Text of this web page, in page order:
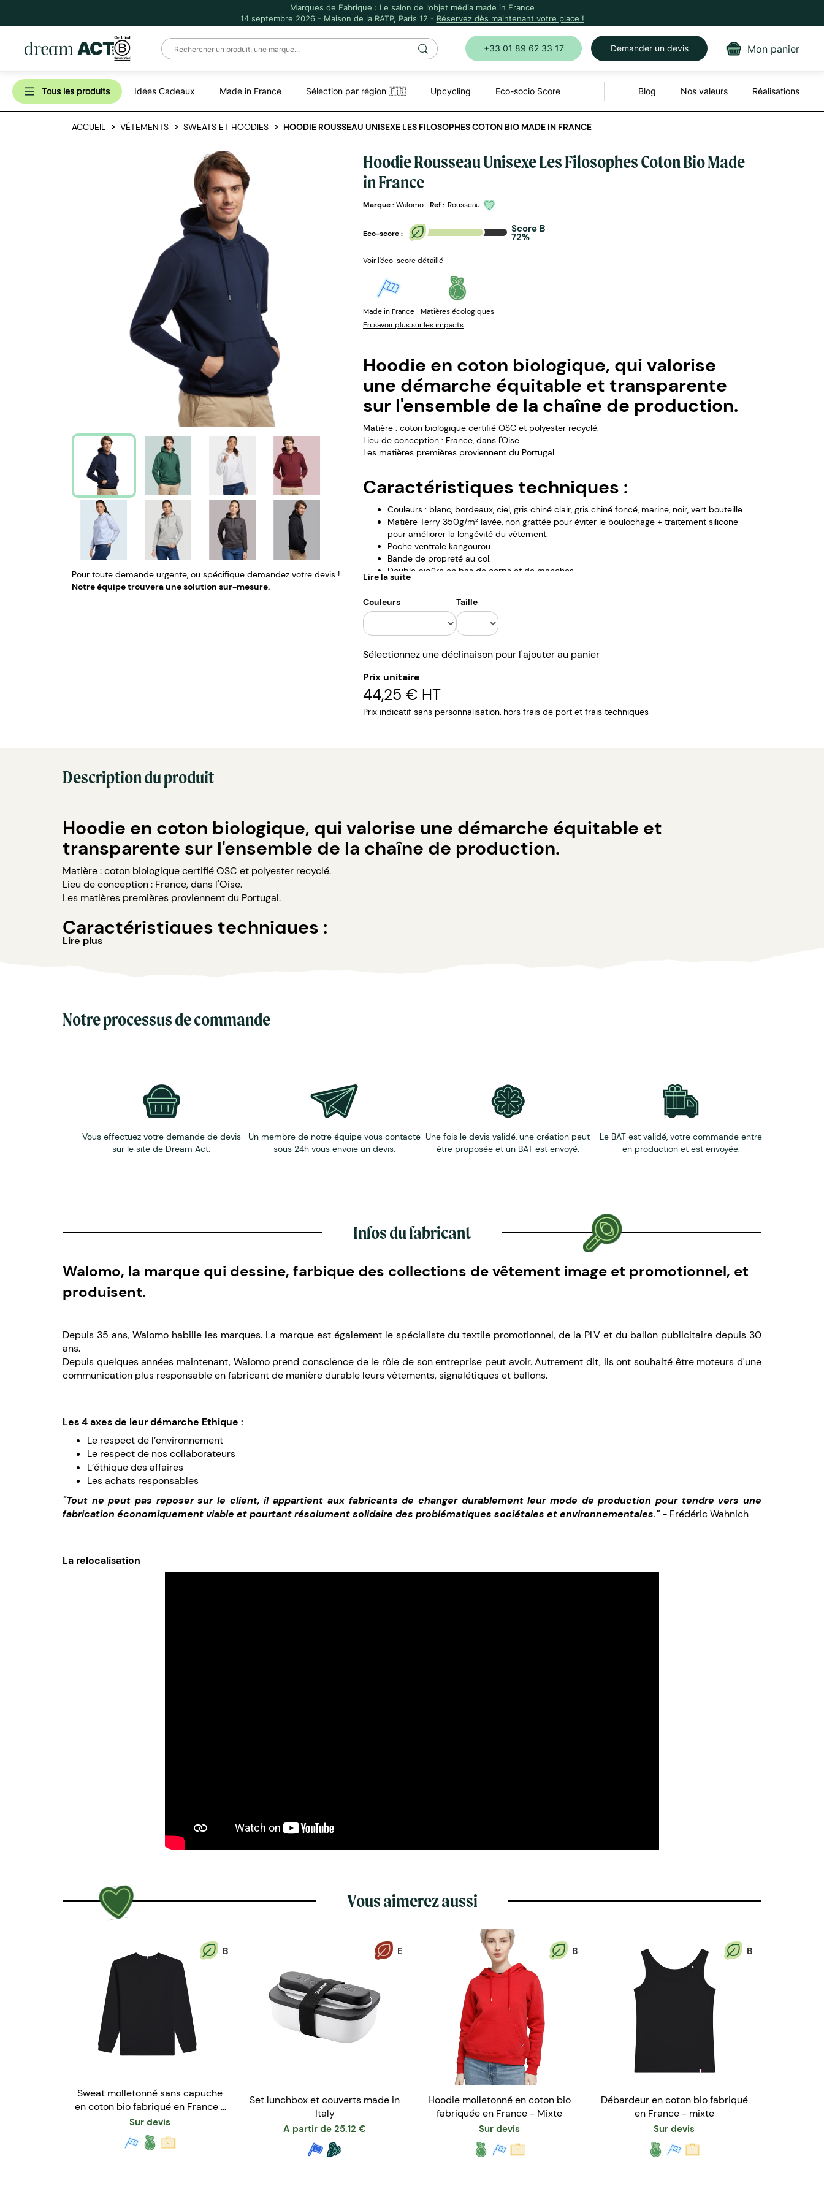
Marques de Fabrique : Le salon de l’objet média made in France
14 septembre 2026 - Maison de la RATP, Paris 12 - Réservez dès maintenant votre place !
+33 01 89 62 33 17 Demander un devis Mon panier
Tous les produits Idées Cadeaux Made in France Sélection par région 🇫🇷 Upcycling Eco-socio Score Blog Nos valeurs Réalisations
ACCUEIL VÊTEMENTS SWEATS ET HOODIES HOODIE ROUSSEAU UNISEXE LES FILOSOPHES COTON BIO MADE IN FRANCE
Pour toute demande urgente, ou spécifique demandez votre devis !
Notre équipe trouvera une solution sur-mesure.
Hoodie Rousseau Unisexe Les Filosophes Coton Bio Made
in France
Marque :Walomo Ref : Rousseau
Eco-score : Score B
72%
Voir l'éco-score détaillé
Made in France
Matières écologiques
En savoir plus sur les impacts
Hoodie en coton biologique, qui valorise
une démarche équitable et transparente
sur l'ensemble de la chaîne de production.
Matière : coton biologique certifié OSC et polyester recyclé.
Lieu de conception : France, dans l'Oise.
Les matières premières proviennent du Portugal.
Caractéristiques techniques :
Couleurs : blanc, bordeaux, ciel, gris chiné clair, gris chiné foncé, marine, noir, vert bouteille.
Matière Terry 350g/m² lavée, non grattée pour éviter le boulochage + traitement silicone
pour améliorer la longévité du vêtement.
Poche ventrale kangourou.
Bande de propreté au col.
Double piqûre en bas de corps et de manches.
Toucher soyeux.
Tailles : du XS au 3 XL.
Marquage : broderie, impression ou sérigraphie.
Lire la suite
Couleurs Taille
Sélectionnez une déclinaison pour l'ajouter au panier
Prix unitaire
44,25 € HT
Prix indicatif sans personnalisation, hors frais de port et frais techniques
Description du produit
Hoodie en coton biologique, qui valorise une démarche équitable et
transparente sur l'ensemble de la chaîne de production.
Matière : coton biologique certifié OSC et polyester recyclé.
Lieu de conception : France, dans l'Oise.
Les matières premières proviennent du Portugal.
Caractéristiques techniques :
Toucher soyeux.
Capuche doublée dans la matière.
Lire plus
Notre processus de commande
Vous effectuez votre demande de devis
sur le site de Dream Act.
Un membre de notre équipe vous contacte
sous 24h vous envoie un devis.
Une fois le devis validé, une création peut
être proposée et un BAT est envoyé.
Le BAT est validé, votre commande entre
en production et est envoyée.
Infos du fabricant
Walomo, la marque qui dessine, farbique des collections de vêtement image et promotionnel, et
produisent.
Depuis 35 ans, Walomo habille les marques. La marque est également le spécialiste du textile promotionnel, de la PLV et du ballon publicitaire depuis 30
ans.
Depuis quelques années maintenant, Walomo prend conscience de le rôle de son entreprise peut avoir. Autrement dit, ils ont souhaité être moteurs d'une
communication plus responsable en fabricant de manière durable leurs vêtements, signalétiques et ballons.
Les 4 axes de leur démarche Ethique :
Le respect de l’environnement
Le respect de nos collaborateurs
L’éthique des affaires
Les achats responsables
"Tout ne peut pas reposer sur le client, il appartient aux fabricants de changer durablement leur mode de production pour tendre vers une
fabrication économiquement viable et pourtant résolument solidaire des problématiques sociétales et environnementales."- Frédéric Wahnich
La relocalisation
Vous aimerez aussi
B
Sweat molletonné sans capuche
en coton bio fabriqué en France -
Mixte
Sur devis
E
Set lunchbox et couverts made in
Italy
A partir de 25.12 €
B
Hoodie molletonné en coton bio
fabriquée en France - Mixte
Sur devis
B
Débardeur en coton bio fabriqué
en France - mixte
Sur devis